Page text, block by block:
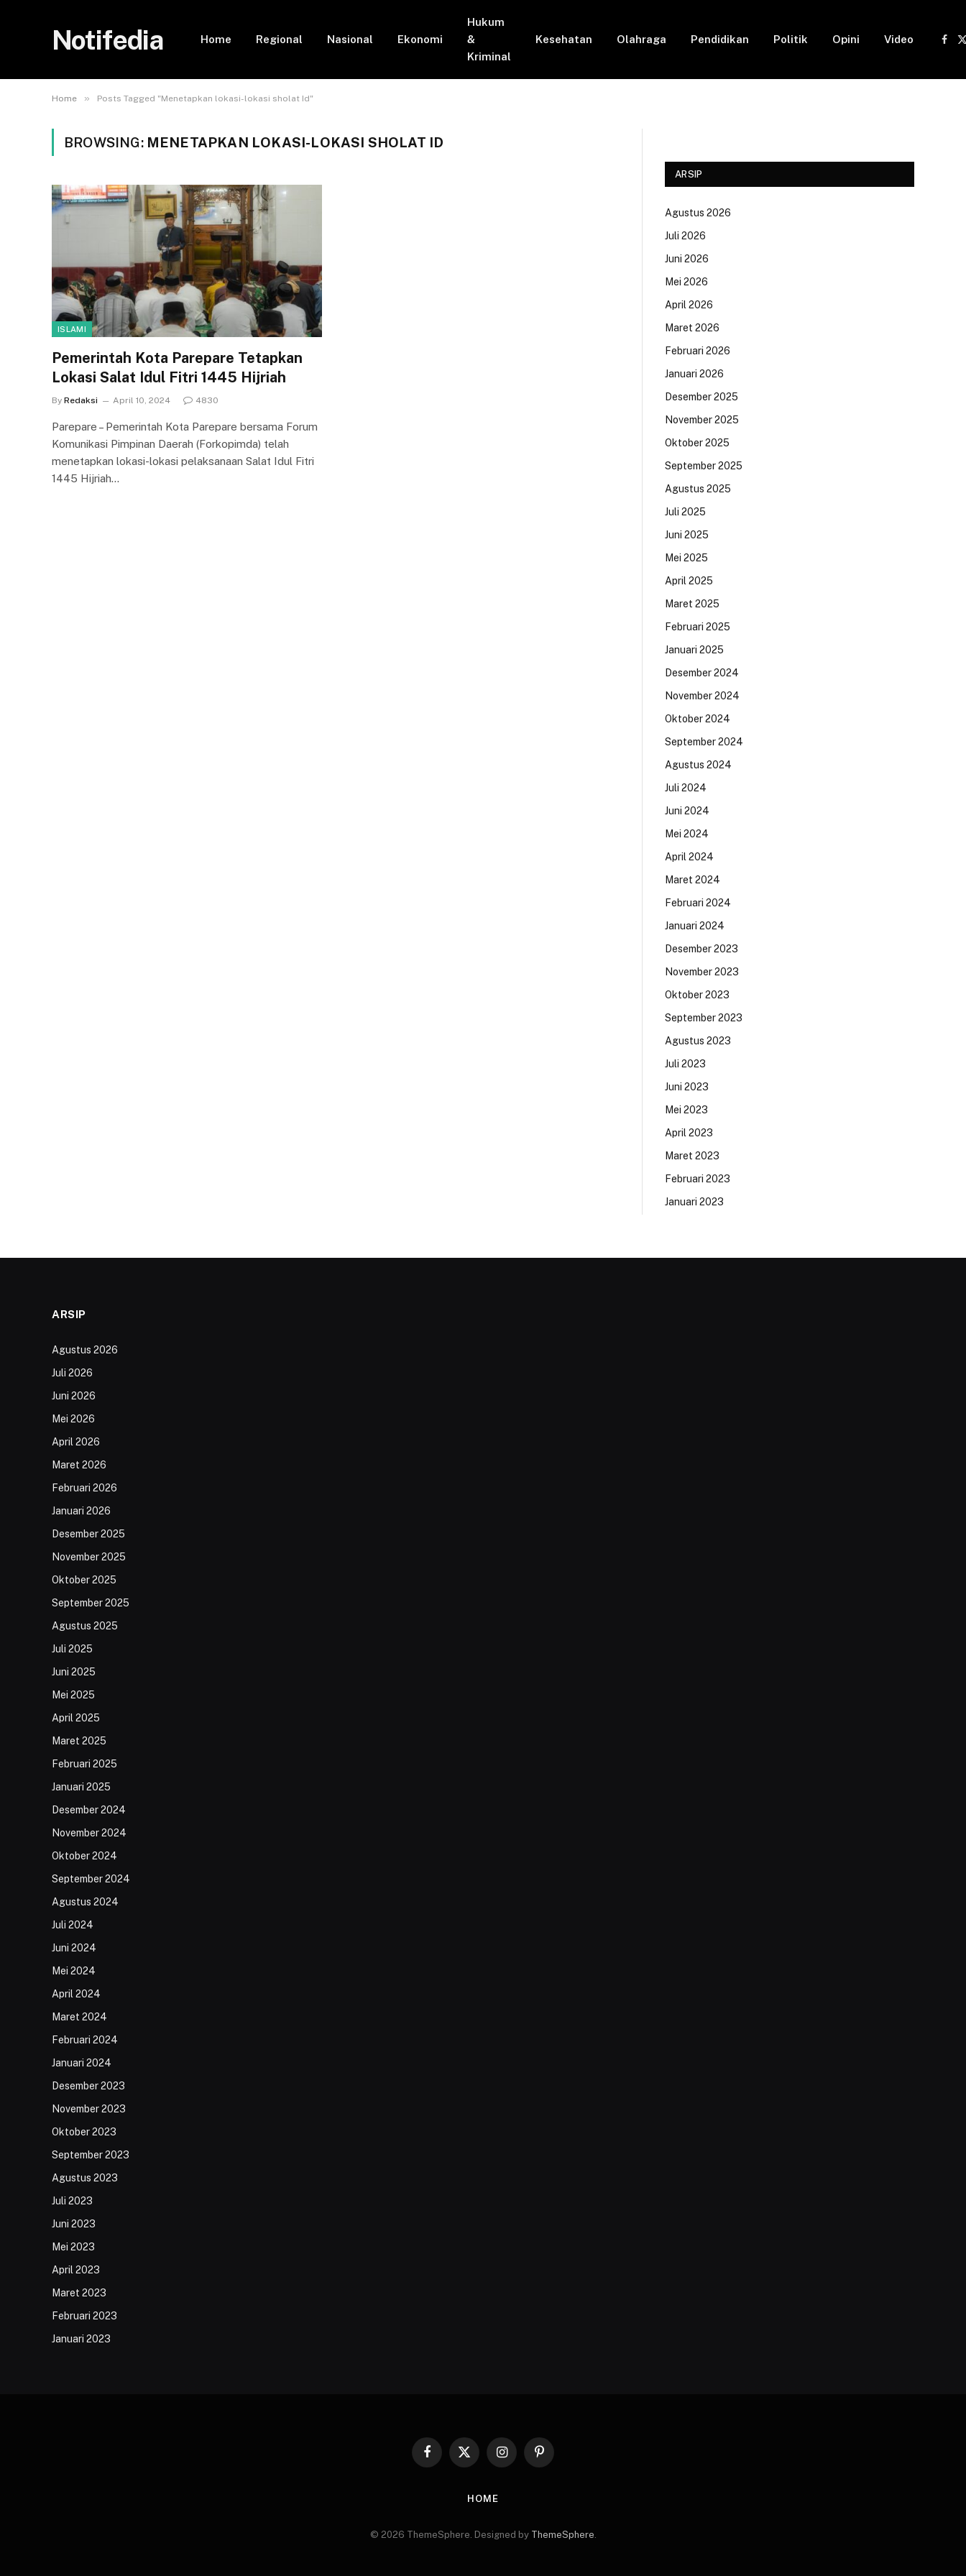
Notifedia Home Regional Nasional Ekonomi
Hukum
&
Kriminal
Kesehatan Olahraga Pendidikan Politik Opini Video
Home » Posts Tagged "Menetapkan lokasi-lokasi sholat Id"
BROWSING: MENETAPKAN LOKASI-LOKASI SHOLAT ID
ISLAMI
Pemerintah Kota Parepare Tetapkan
Lokasi Salat Idul Fitri 1445 Hijriah
By Redaksi April 10, 2024 4830
Parepare – Pemerintah Kota Parepare bersama Forum
Komunikasi Pimpinan Daerah (Forkopimda) telah
menetapkan lokasi-lokasi pelaksanaan Salat Idul Fitri
1445 Hijriah…
ARSIP
Agustus 2026
Juli 2026
Juni 2026
Mei 2026
April 2026
Maret 2026
Februari 2026
Januari 2026
Desember 2025
November 2025
Oktober 2025
September 2025
Agustus 2025
Juli 2025
Juni 2025
Mei 2025
April 2025
Maret 2025
Februari 2025
Januari 2025
Desember 2024
November 2024
Oktober 2024
September 2024
Agustus 2024
Juli 2024
Juni 2024
Mei 2024
April 2024
Maret 2024
Februari 2024
Januari 2024
Desember 2023
November 2023
Oktober 2023
September 2023
Agustus 2023
Juli 2023
Juni 2023
Mei 2023
April 2023
Maret 2023
Februari 2023
Januari 2023
ARSIP
Agustus 2026
Juli 2026
Juni 2026
Mei 2026
April 2026
Maret 2026
Februari 2026
Januari 2026
Desember 2025
November 2025
Oktober 2025
September 2025
Agustus 2025
Juli 2025
Juni 2025
Mei 2025
April 2025
Maret 2025
Februari 2025
Januari 2025
Desember 2024
November 2024
Oktober 2024
September 2024
Agustus 2024
Juli 2024
Juni 2024
Mei 2024
April 2024
Maret 2024
Februari 2024
Januari 2024
Desember 2023
November 2023
Oktober 2023
September 2023
Agustus 2023
Juli 2023
Juni 2023
Mei 2023
April 2023
Maret 2023
Februari 2023
Januari 2023
Facebook
X
InstagramPinterest
HOME
© 2026 ThemeSphere. Designed by ThemeSphere.